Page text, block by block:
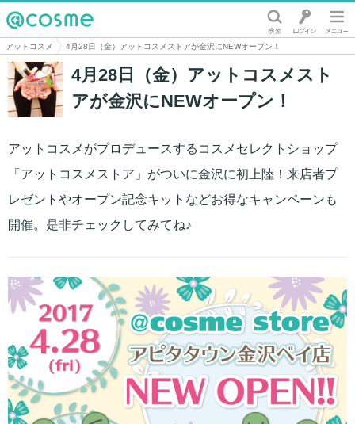
@cosme
アットコスメ 4月28日（金）アットコスメストアが金沢にNEWオープン！
4月28日（金）アットコスメスト
アが金沢にNEWオープン！
アットコスメがプロデュースするコスメセレクトショップ
「アットコスメストア」がついに金沢に初上陸！来店者プ
レゼントやオープン記念キットなどお得なキャンペーンも
開催。是非チェックしてみてね♪